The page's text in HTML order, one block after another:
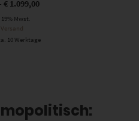
€1.099,00
Mwst.
Versand
10 Werktage